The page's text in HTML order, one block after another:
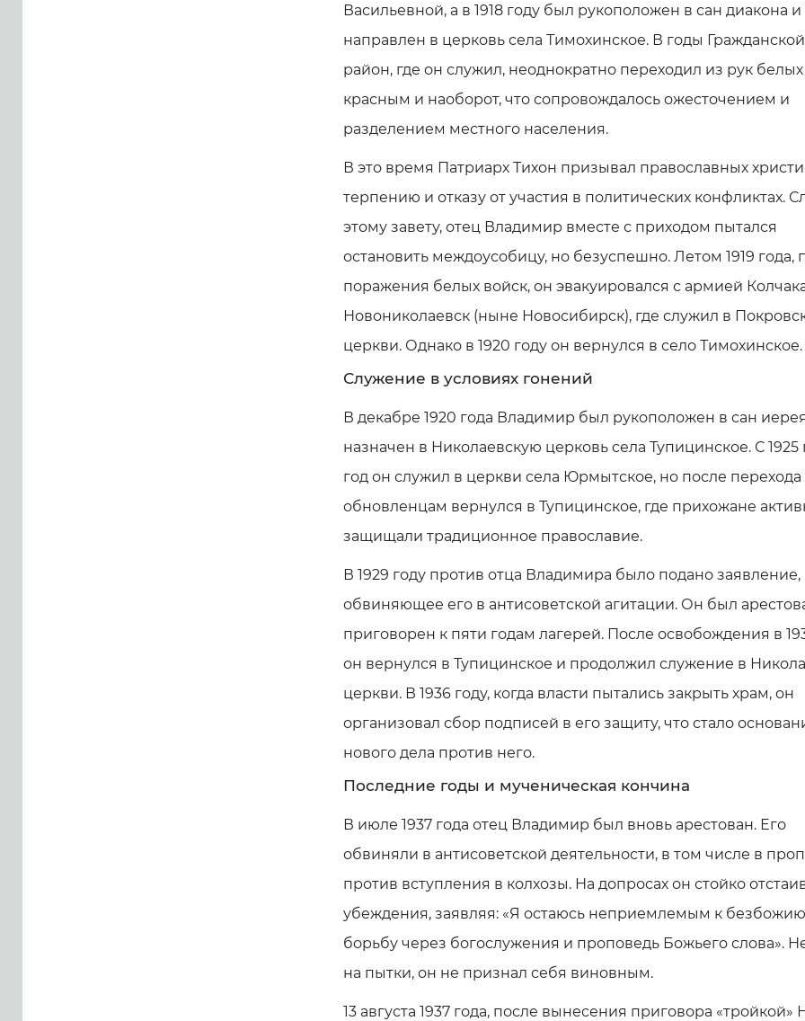
Васильевной, а в 1918 году был рукоположен в сан диакона и
направлен в церковь села Тимохинское. В годы
район, где он служил, неоднократно переходил из рук белых
красным и наоборот, что сопровождалось ожесточением и
разделением местного населения.
В это время Патриарх Тихон призывал православных
терпению и отказу от участия в политических конфликтах.
этому завету, отец Владимир вместе с приходом пытался
остановить междоусобицу, но безуспешно. Летом 1919 года,
поражения белых войск, он эвакуировался с армией
Новониколаевск (ныне Новосибирск), где служил в
церкви. Однако в 1920 году он вернулся в село Тимохинское.
Служение в условиях гонений
В декабре 1920 года Владимир был рукоположен в сан
назначен в Николаевскую церковь села Тупицинское. С 1925
год он служил в церкви села Юрмытское, но после перехода
обновленцам вернулся в Тупицинское, где прихожане
защищали традиционное православие.
В 1929 году против отца Владимира было подано заявление,
обвиняющее его в антисоветской агитации. Он был
приговорен к пяти годам лагерей. После освобождения в
он вернулся в Тупицинское и продолжил служение в
церкви. В 1936 году, когда власти пытались закрыть храм, он
организовал сбор подписей в его защиту, что стало
нового дела против него.
Последние годы и мученическая кончина
В июле 1937 года отец Владимир был вновь арестован. Его
обвиняли в антисоветской деятельности, в том числе в
против вступления в колхозы. На допросах он стойко
убеждения, заявляя: «Я остаюсь неприемлемым к
борьбу через богослужения и проповедь Божьего слова».
на пытки, он не признал себя виновным.
13 августа 1937 года, после вынесения приговора «тройкой»